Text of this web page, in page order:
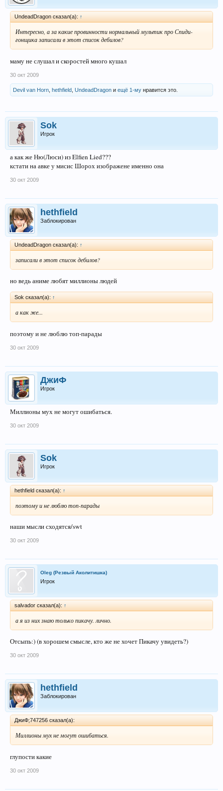
UndeadDragon сказал(а): ↑
Интересно, а за какие провинности нормальный мультик про Спиди-
гонщика записали в этот список дебилов?
маму не слушал и скоростей много кушал
30 окт 2009
Devil van Horn hethfield UndeadDragon и ещё 1-му нравится это.
Sok
Игрок
а как же Ню(Люси) из Elfien Lied???
кстати на авке у мисис Шорох изображене именно она
30 окт 2009
hethfield
Заблокирован
UndeadDragon сказал(а): ↑
записали в этот список дебилов?
но ведь аниме любят миллионы людей
Sok сказал(а): ↑
а как же...
поэтому и не люблю топ-парады
30 окт 2009
ДжиФ
Игрок
Миллионы мух не могут ошибаться.
30 окт 2009
Sok
Игрок
hethfield сказал(а): ↑
поэтому и не люблю топ-парады
наши мысли сходятся/swt
30 окт 2009
Oleg (Резвый Аколитишка)
Игрок
salvador сказал(а): ↑
а я из них знаю только пикачу. лично.
Отсыпь:) (в хорошем смысле, кто же не хочет Пикачу увидеть?)
30 окт 2009
hethfield
Заблокирован
ДжиФ;747256 сказал(а):
Миллионы мух не могут ошибаться.
глупости какие
30 окт 2009